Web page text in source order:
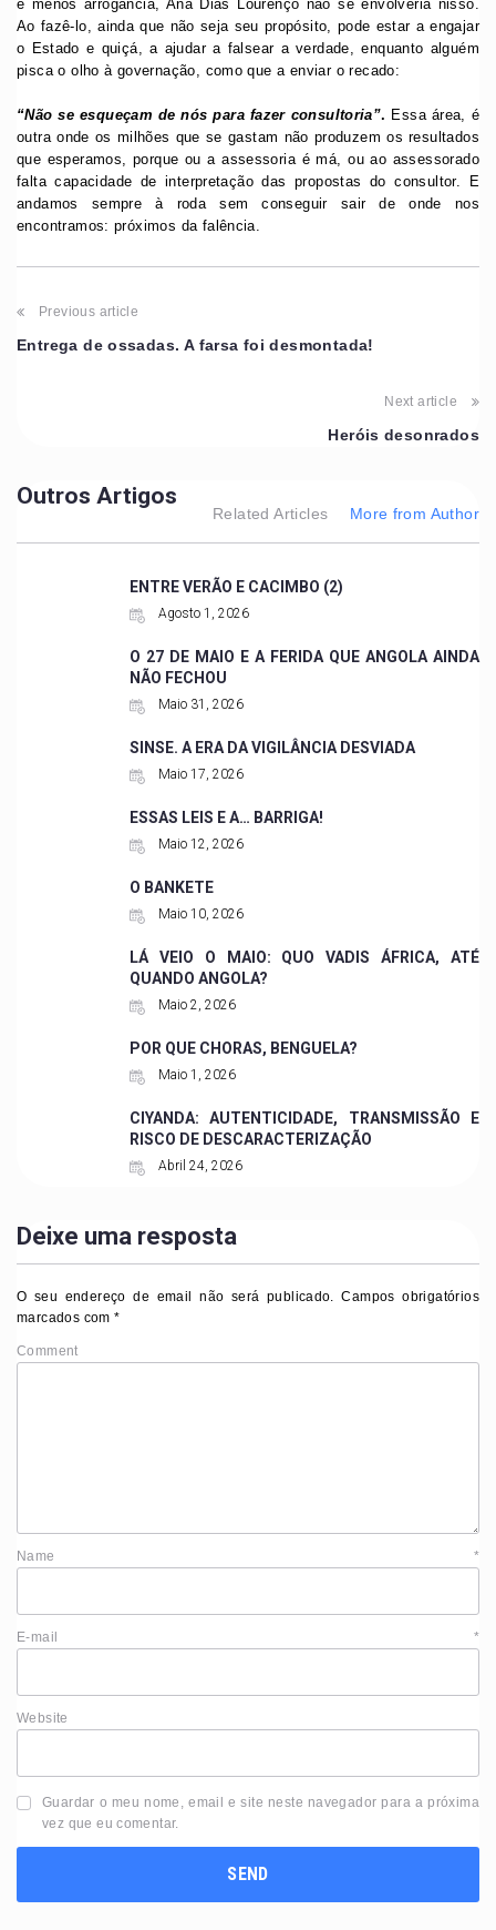
e menos arrogância, Ana Dias Lourenço não se envolveria nisso.
Ao fazê-lo, ainda que não seja seu propósito, pode estar a engajar
o Estado e quiçá, a ajudar a falsear a verdade, enquanto alguém
pisca o olho à governação, como que a enviar o recado:
“Não se esqueçam de nós para fazer consultoria”. Essa área, é
outra onde os milhões que se gastam não produzem os resultados
que esperamos, porque ou a assessoria é má, ou ao assessorado
falta capacidade de interpretação das propostas do consultor. E
andamos sempre à roda sem conseguir sair de onde nos
encontramos: próximos da falência.
Previous article
Entrega de ossadas. A farsa foi desmontada!
Next article
Heróis desonrados
Outros Artigos
Related Articles More from Author
ENTRE VERÃO E CACIMBO (2)
Agosto 1, 2026
O 27 DE MAIO E A FERIDA QUE ANGOLA AINDA
NÃO FECHOU
Maio 31, 2026
SINSE. A ERA DA VIGILÂNCIA DESVIADA
Maio 17, 2026
ESSAS LEIS E A… BARRIGA!
Maio 12, 2026
O BANKETE
Maio 10, 2026
LÁ VEIO O MAIO: QUO VADIS ÁFRICA, ATÉ
QUANDO ANGOLA?
Maio 2, 2026
POR QUE CHORAS, BENGUELA?
Maio 1, 2026
CIYANDA: AUTENTICIDADE, TRANSMISSÃO E
RISCO DE DESCARACTERIZAÇÃO
Abril 24, 2026
Deixe uma resposta
O seu endereço de email não será publicado. Campos obrigatórios
marcados com*
Comment
Name *
E-mail *
Website
Guardar o meu nome, email e site neste navegador para a próxima
vez que eu comentar.